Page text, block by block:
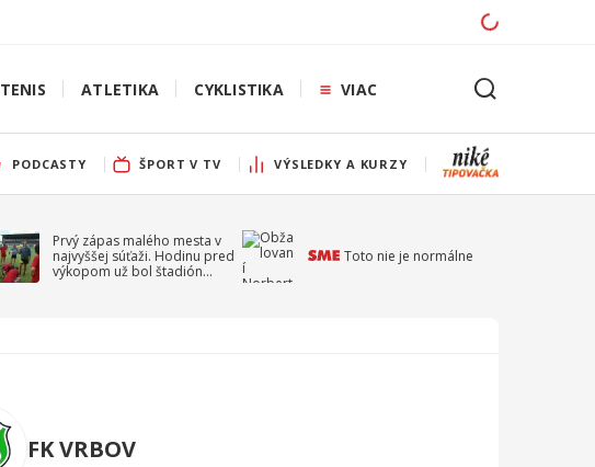
TENIS ATLETIKA CYKLISTIKA VIAC
PODCASTY ŠPORT V TV VÝSLEDKY A KURZY
Prvý zápas malého mesta v
najvyššej súťaži. Hodinu pred
výkopom už bol štadión
Toto nie je normálne
FK VRBOV